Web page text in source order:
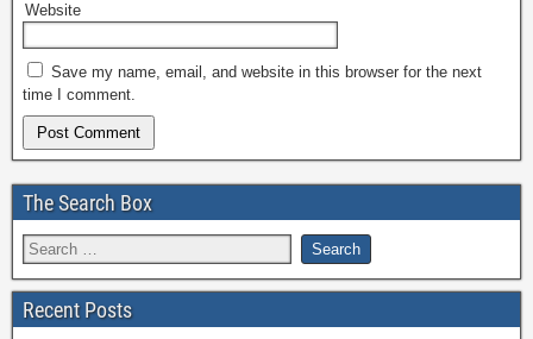
Website
Save my name, email, and website in this browser for the next
time I comment.
The Search Box
Recent Posts